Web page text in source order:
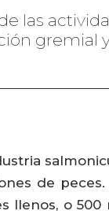
las
gremial
de
llenos, o